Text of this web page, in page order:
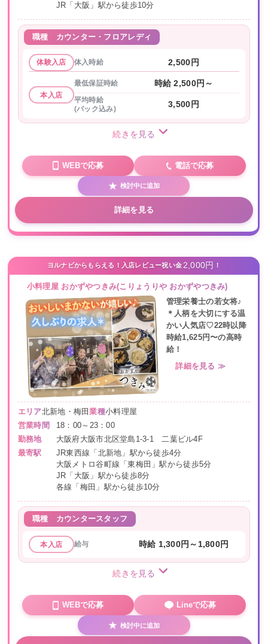
JR「大阪」駅から徒歩10分
職種 カウンター・フロアレディ
体験入店 体入時給 2,500円
本入店
最低保証時給 時給 2,500円～
平均時給
(バック込み)
3,500円
続きを見る
WEBで応募 電話で応募
検討中に追加
詳細を見る
ヨルナビからもらえる！入店レビュー祝い金 2,000円 ！
小料理屋 おかずやつきみ(こりょうりや おかずやつきみ)
管理栄養士の若女将♪
＊人柄を大切にする温
かい人気店♡22時以降
時給1,625円〜の高時
給！
詳細を見る ≫
エリア北新地・梅田業種小料理屋
営業時間
18：00～23：00
勤務地
大阪府大阪市北区堂島1-3-1 二葉ビル4F
最寄駅
JR東西線「北新地」駅から徒歩4分
大阪メトロ谷町線「東梅田」駅から徒歩5分
JR「大阪」駅から徒歩8分
各線「梅田」駅から徒歩10分
職種 カウンタースタッフ
本入店 給与 時給 1,300円～1,800円
続きを見る
WEBで応募 Lineで応募
検討中に追加